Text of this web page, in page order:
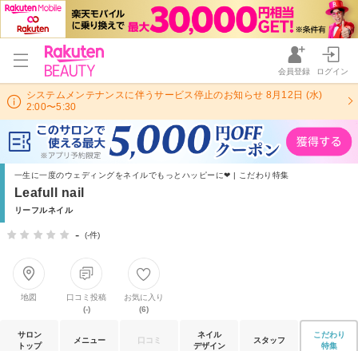
会員登録 ログイン
システムメンテナンスに伴うサービス停止のお知らせ 8月12日 (水)
2:00〜5:30
一生に一度のウェディングをネイルでもっとハッピーに❤ | こだわり特集
Leafull nail
リーフルネイル
- (-件)
地図
口コミ投稿
(-)
お気に入り
(6)
サロン
トップ
メニュー 口コミ
ネイル
デザイン
スタッフ
こだわり
特集